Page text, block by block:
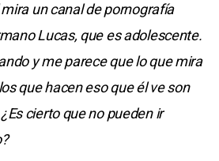
un canal de pornografía
Lucas, que es adolescente.
y me parece que lo que mira
que hacen eso que él ve son
cierto que no pueden ir